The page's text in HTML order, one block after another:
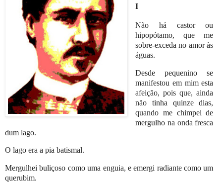
I
Não há castor ou
hipopótamo, que me
sobre-exceda no amor às
águas.
Desde pequenino se
manifestou em mim esta
afeição, pois que, ainda
não tinha quinze dias,
quando me chimpei de
mergulho na onda fresca
dum lago.
O lago era a pia batismal.
Mergulhei buliçoso como uma enguia, e emergi radiante como um
querubim.